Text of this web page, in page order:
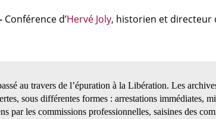
Conférence d’Hervé Joly, historien et directeur
au travers de l’épuration à la Libération. Les
sous différentes formes : arrestations immédiates,
par les commissions professionnelles, saisines des